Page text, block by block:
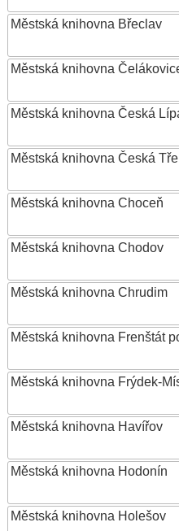
Městská knihovna Břeclav
Městská knihovna
Městská knihovna Česká
Městská knihovna Česká
Městská knihovna Choceň
Městská knihovna Chodov
Městská knihovna Chrudim
Městská knihovna Frenštát
Městská knihovna Frýdek-
Městská knihovna Havířov
Městská knihovna Hodonín
Městská knihovna Holešov